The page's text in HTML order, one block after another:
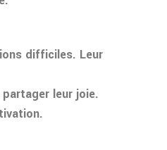
difficiles. Leur
leur joie.